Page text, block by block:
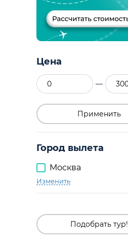
Цена
—
Применить
Город вылета
Москва
Изменить
Подобрать тур!